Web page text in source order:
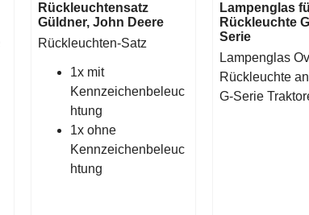
Rückleuchtensatz
Güldner, John Deere
Rückleuchten-Satz
1x mit
Kennzeichenbeleuc
htung
1x ohne
Kennzeichenbeleuc
htung
Lampenglas
Rückleuchte
Serie
Lampenglas
Rückleuchte
G-Serie